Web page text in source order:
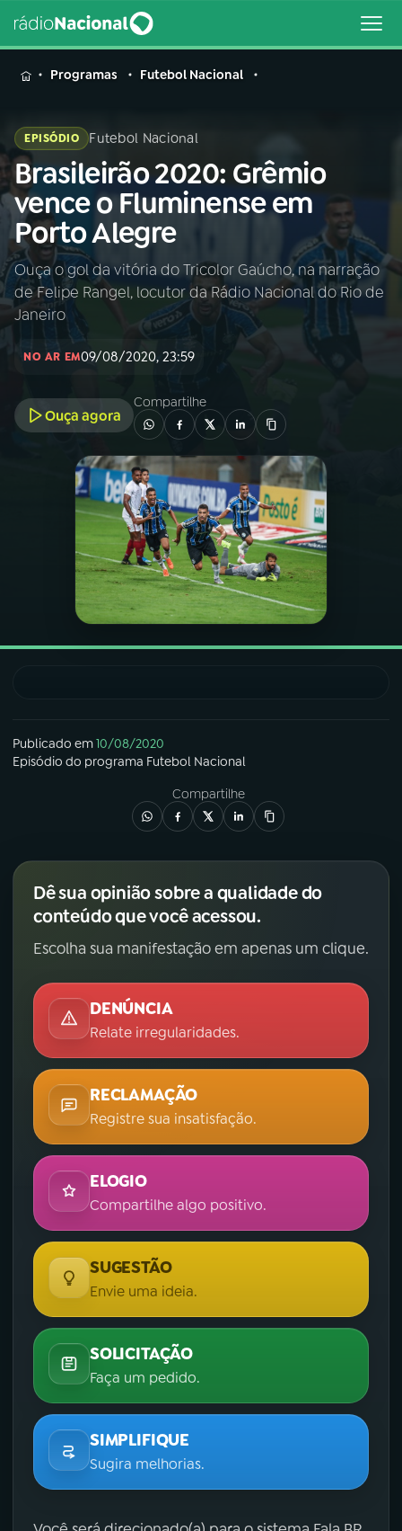
MENU
Buscar
na
Rádio
Nacional
Buscar
AO VIVO
INÍCIO
PROGRAMAS
PODCASTS
VIDEOCASTS
08FESTIVAL DE MÚSICA
ACOMPANHE A RÁDIO NACIONAL
Programas Futebol Nacional
EPISÓDIO Futebol Nacional
Brasileirão 2020: Grêmio
vence o Fluminense em
Porto Alegre
Ouça o gol da vitória do Tricolor Gaúcho, na narração
de Felipe Rangel, locutor da Rádio Nacional do Rio de
Janeiro
NO AR EM09/08/2020, 23:59
Ouça agora
Compartilhe
Publicado em10/08/2020
Episódio do programa Futebol Nacional
Compartilhe
Dê sua opinião sobre a qualidade do
conteúdo que você acessou.
Escolha sua manifestação em apenas um clique.
DENÚNCIA
Relate irregularidades.
RECLAMAÇÃO
Registre sua insatisfação.
ELOGIO
Compartilhe algo positivo.
SUGESTÃO
Envie uma ideia.
SOLICITAÇÃO
Faça um pedido.
SIMPLIFIQUE
Sugira melhorias.